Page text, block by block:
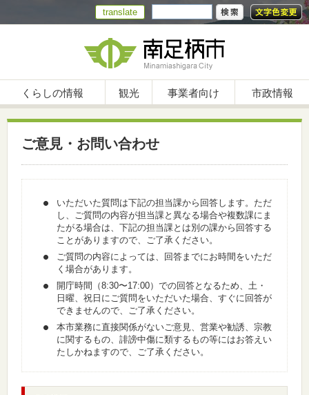
translate
くらしの情報 観光 事業者向け 市政情報
ご意見・お問い合わせ
いただいた質問は下記の担当課から回答します。ただ
し、ご質問の内容が担当課と異なる場合や複数課にま
たがる場合は、下記の担当課とは別の課から回答する
ことがありますので、ご了承ください。
ご質問の内容によっては、回答までにお時間をいただ
く場合があります。
開庁時間（8:30〜17:00）での回答となるため、土・
日曜、祝日にご質問をいただいた場合、すぐに回答が
できませんので、ご了承ください。
本市業務に直接関係がないご意見、営業や勧誘、宗教
に関するもの、誹謗中傷に類するもの等にはお答えい
たしかねますので、ご了承ください。